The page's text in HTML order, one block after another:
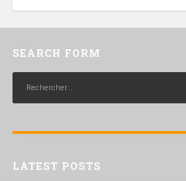
SEARCH FORM
LATEST POSTS